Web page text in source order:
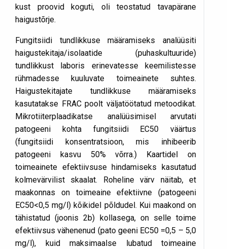
kust proovid koguti, oli teostatud tavapärane
haigustõrje.
Fungitsiidi tundlikkuse määramiseks analüüsiti
haigustekitaja/isolaatide (puhaskultuuride)
tundlikkust laboris erinevatesse keemilistesse
rühmadesse kuuluvate toimeainete suhtes.
Haigustekitajate tundlikkuse määramiseks
kasutatakse FRAC poolt väljatöötatud metoodikat.
Mikrotiiterplaadikatse analüüsimisel arvutati
patogeeni kohta fungitsiidi EC50 väärtus
(fungitsiidi konsentratsioon, mis inhibeerib
patogeeni kasvu 50% võrra.) Kaartidel on
toimeainete efektiivsuse hindamiseks kasutatud
kolmevärvilist skaalat. Roheline värv näitab, et
maakonnas on toimeaine efektiivne (patogeeni
EC50<0,5 mg/l) kõikidel põldudel. Kui maakond on
tähistatud (joonis 2b) kollasega, on selle toime
efektiivsus vähenenud (pato geeni EC50 =0,5 – 5,0
mg/l), kuid maksimaalse lubatud toimeaine